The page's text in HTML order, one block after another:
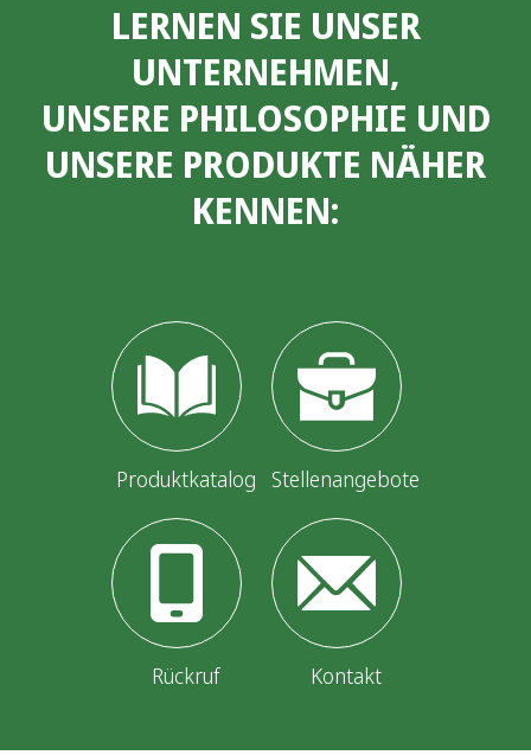
LERNEN SIE UNSER
UNTERNEHMEN,
UNSERE PHILOSOPHIE UND
UNSERE PRODUKTE NÄHER
KENNEN:
Produktkatalog Stellenangebote
Rückruf Kontakt